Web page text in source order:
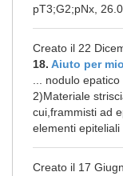
pT3;G2;pNx,
Creato il 22
18. Aiuto per
... nodulo
2)Materiale
cui,frammisti ad
elementi epiteliali
Creato il 17